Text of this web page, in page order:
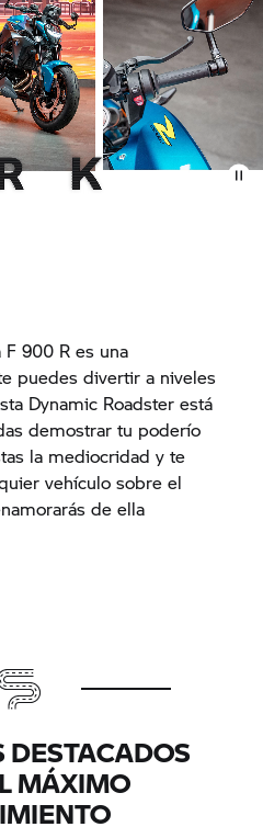
900 R es una
puedes divertir a niveles
Dynamic Roadster está
demostrar tu poderío
la mediocridad y te
vehículo sobre el
de ella
DESTACADOS
MÁXIMO